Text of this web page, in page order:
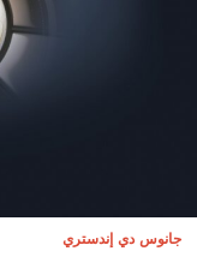
جانوس دي إندستري